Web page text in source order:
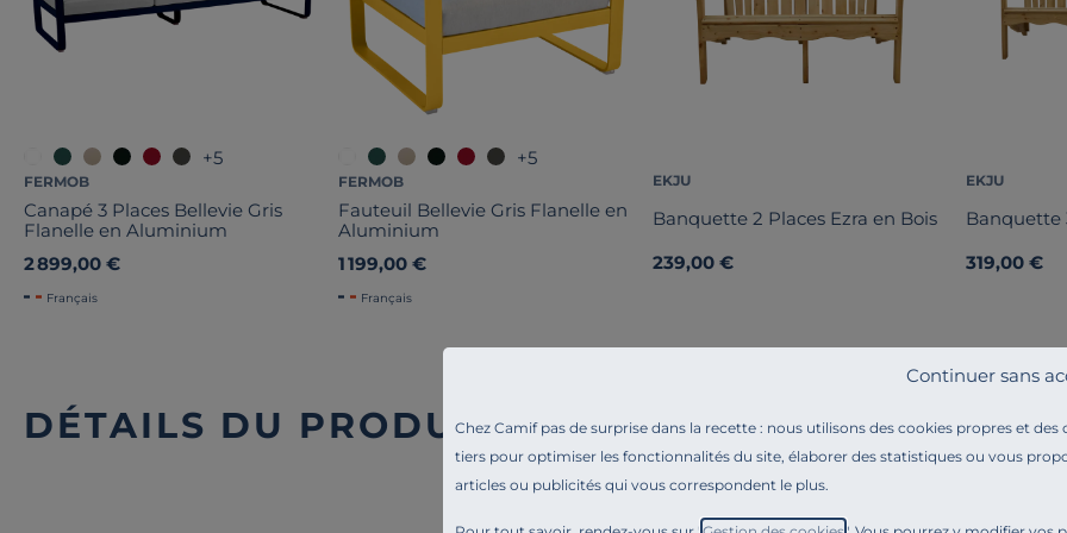
Chez Camif pas de surprise dans la recette : nous utilisons des cookies propres et des
tiers pour optimiser les fonctionnalités du site, élaborer des statistiques ou vous
articles ou publicités qui vous correspondent le plus.
Continuer sans
+5
FERMOB
Canapé 3 Places Bellevie Gris
Flanelle en Aluminium
2 899,00 €
Français
+5
FERMOB
Fauteuil Bellevie Gris Flanelle en
Aluminium
1 199,00 €
Français
EKJU
Banquette 2 Places Ezra en Bois
239,00 €
EKJU
Banquette
319,00 €
DÉTAILS DU PRODUIT
Référence : 100255775409
Profitez d’un moment de détente dans votre jardin